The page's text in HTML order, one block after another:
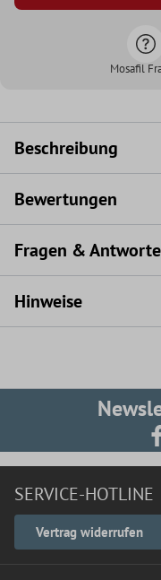
Mosafil
Beschreibung
Bewertungen
Fragen &
Hinweise
SERVICE-HOTLINE
Vertrag widerrufen